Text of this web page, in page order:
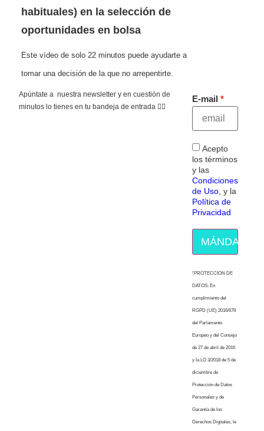
habituales) en la selección de
oportunidades en bolsa
Este vídeo de solo 22 minutos puede ayudarte a
tomar una decisión de la que no arrepentirte.
Apúntate a nuestra newsletter y en cuestión de
minutos lo tienes en tu bandeja de entrada 👇🏻
E-mail
Acepto
los términos
y las
Condiciones
de Uso, y la
Política de
Privacidad
MÁNDAME
“PROTECCION DE
DATOS: En
cumplimiento del
RGPD (UE) 2016/679
del Parlamento
Europeo y del Consejo
de 27 de abril de 2016
y la LO 3/2018 de 5 de
diciembre de
Protección de Datos
Personales y de
Garantía de los
Derechos Digitales, le